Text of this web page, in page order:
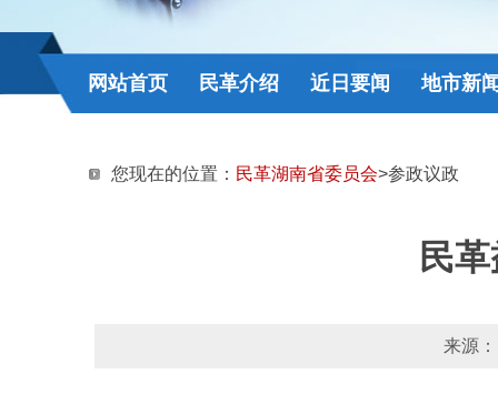
网站首页 民革介绍 近日要闻 地市新
您现在的位置： 民革湖南省委员会>参政议政
民
来源